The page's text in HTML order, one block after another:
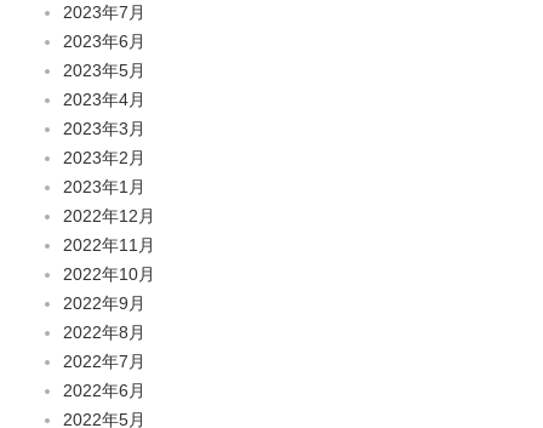
2023年7月
2023年6月
2023年5月
2023年4月
2023年3月
2023年2月
2023年1月
2022年12月
2022年11月
2022年10月
2022年9月
2022年8月
2022年7月
2022年6月
2022年5月